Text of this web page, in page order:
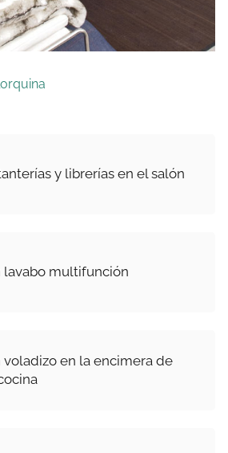
y librerías en el salón
lavabo multifunción
voladizo en la encimera de